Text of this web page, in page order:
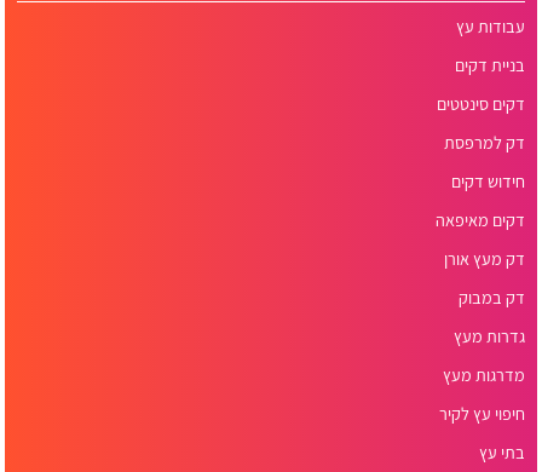
עבודות עץ
בניית דקים
דקים סינטטים
דק למרפסת
חידוש דקים
דקים מאיפאה
דק מעץ אורן
דק במבוק
גדרות מעץ
מדרגות מעץ
חיפוי עץ לקיר
בתי עץ